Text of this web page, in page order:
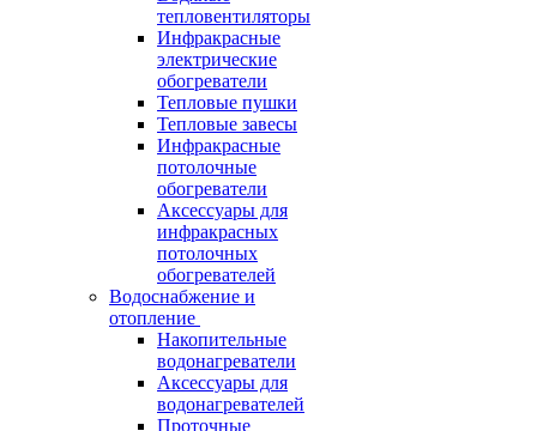
тепловентиляторы
Инфракрасные
электрические
обогреватели
Тепловые пушки
Тепловые завесы
Инфракрасные
потолочные
обогреватели
Аксессуары для
инфракрасных
потолочных
обогревателей
Водоснабжение и
отопление
Накопительные
водонагреватели
Аксессуары для
водонагревателей
Проточные